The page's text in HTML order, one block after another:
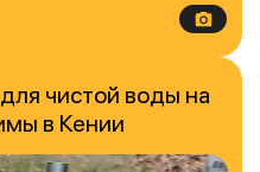
чистой воды на
в Кении